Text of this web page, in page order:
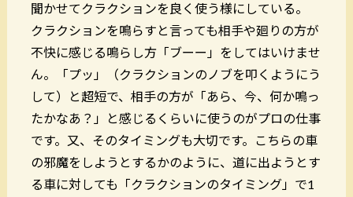
聞かせてクラクションを良く使う様にしている。
クラクションを鳴らすと言っても相手や廻りの方が
不快に感じる鳴らし方「ブーー」をしてはいけませ
ん。「プッ」（クラクションのノブを叩くようにう
して）と超短で、相手の方が「あら、今、何か鳴っ
たかなあ？」と感じるくらいに使うのがプロの仕事
です。又、そのタイミングも大切です。こちらの車
の邪魔をしようとするかのように、道に出ようとす
る車に対しても「クラクションのタイミング」で1